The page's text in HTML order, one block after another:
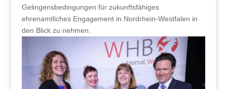
Gelingensbedingungen für zukunftsfähiges
ehrenamtliches Engagement in Nordrhein-Westfalen in
den Blick zu nehmen.